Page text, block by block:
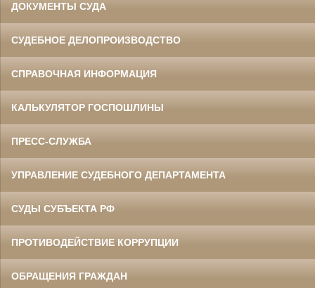
ДОКУМЕНТЫ СУДА
СУДЕБНОЕ ДЕЛОПРОИЗВОДСТВО
СПРАВОЧНАЯ ИНФОРМАЦИЯ
КАЛЬКУЛЯТОР ГОСПОШЛИНЫ
ПРЕСС-СЛУЖБА
УПРАВЛЕНИЕ СУДЕБНОГО ДЕПАРТАМЕНТА
СУДЫ СУБЪЕКТА РФ
ПРОТИВОДЕЙСТВИЕ КОРРУПЦИИ
ОБРАЩЕНИЯ ГРАЖДАН